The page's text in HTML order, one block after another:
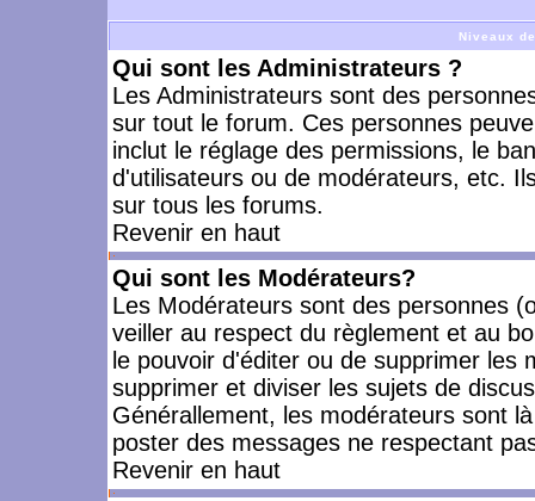
Niveaux
Qui sont les Administrateurs ?
Les Administrateurs sont des
sur tout le forum. Ces personnes
inclut le réglage des permissions, le
d'utilisateurs ou de modérateurs, etc.
sur tous les forums.
Revenir en haut
Qui sont les Modérateurs?
Les Modérateurs sont des personnes
veiller au respect du règlement et au
le pouvoir d'éditer ou de supprimer les
supprimer et diviser les sujets de
Générallement, les modérateurs sont
poster des messages ne respectant
Revenir en haut